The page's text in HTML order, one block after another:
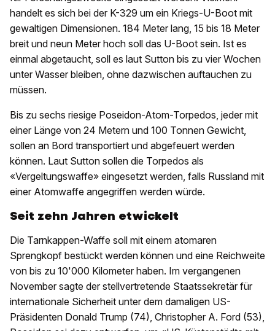
handelt es sich bei der K-329 um ein Kriegs-U-Boot mit
gewaltigen Dimensionen. 184 Meter lang, 15 bis 18 Meter
breit und neun Meter hoch soll das U-Boot sein. Ist es
einmal abgetaucht, soll es laut Sutton bis zu vier Wochen
unter Wasser bleiben, ohne dazwischen auftauchen zu
müssen.
Bis zu sechs riesige Poseidon-Atom-Torpedos, jeder mit
einer Länge von 24 Metern und 100 Tonnen Gewicht,
sollen an Bord transportiert und abgefeuert werden
können. Laut Sutton sollen die Torpedos als
«Vergeltungswaffe» eingesetzt werden, falls Russland mit
einer Atomwaffe angegriffen werden würde.
Seit zehn Jahren etwickelt
Die Tarnkappen-Waffe soll mit einem atomaren
Sprengkopf bestückt werden können und eine Reichweite
von bis zu 10'000 Kilometer haben. Im vergangenen
November sagte der stellvertretende Staatssekretär für
internationale Sicherheit unter dem damaligen US-
Präsidenten Donald Trump (74), Christopher A. Ford (53),